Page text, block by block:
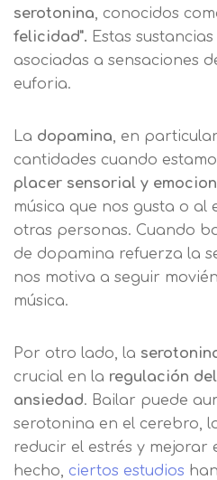
serotonina, conocidos
felicidad". Estas
asociadas a sensaciones
euforia.
La dopamina, en
cantidades cuando
placer sensorial y
música que nos gusta o al
otras personas. Cuando
de dopamina refuerza la
nos motiva a seguir
música.
Por otro lado, la
crucial en la regulación
ansiedad. Bailar puede
serotonina en el cerebro,
reducir el estrés y mejorar
hecho, ciertos estudios